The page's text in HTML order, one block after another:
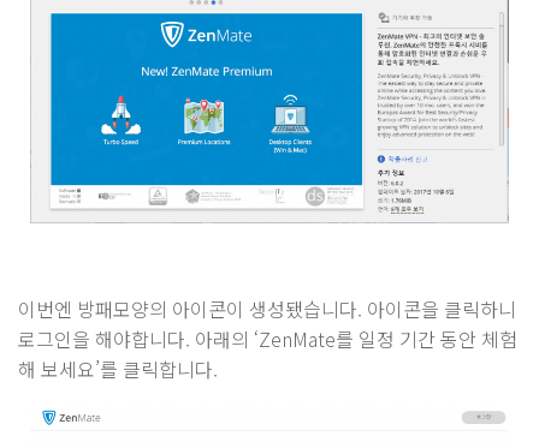
이번엔 방패모양의 아이콘이 생성됐습니다. 아이콘을 클릭하니
로그인을 해야합니다. 아래의 ‘ZenMate를 일정 기간 동안 체험
해 보세요’를 클릭합니다.